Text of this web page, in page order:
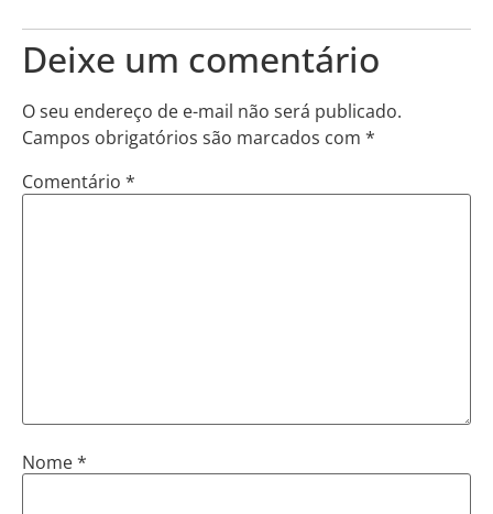
Deixe um comentário
O seu endereço de e-mail não será publicado.
Campos obrigatórios são marcados com *
Comentário *
Nome*